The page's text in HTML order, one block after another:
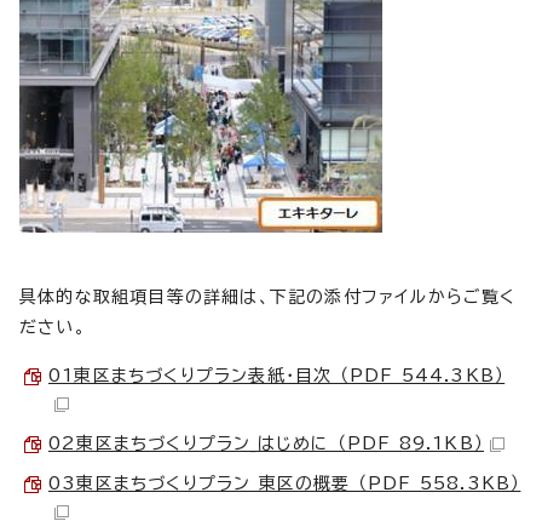
具体的な取組項目等の詳細は、下記の添付ファイルからご覧く
ださい。
01東区まちづくりプラン表紙・目次 （PDF 544.3KB）
02東区まちづくりプラン_はじめに （PDF 89.1KB）
03東区まちづくりプラン 東区の概要 （PDF 558.3KB）